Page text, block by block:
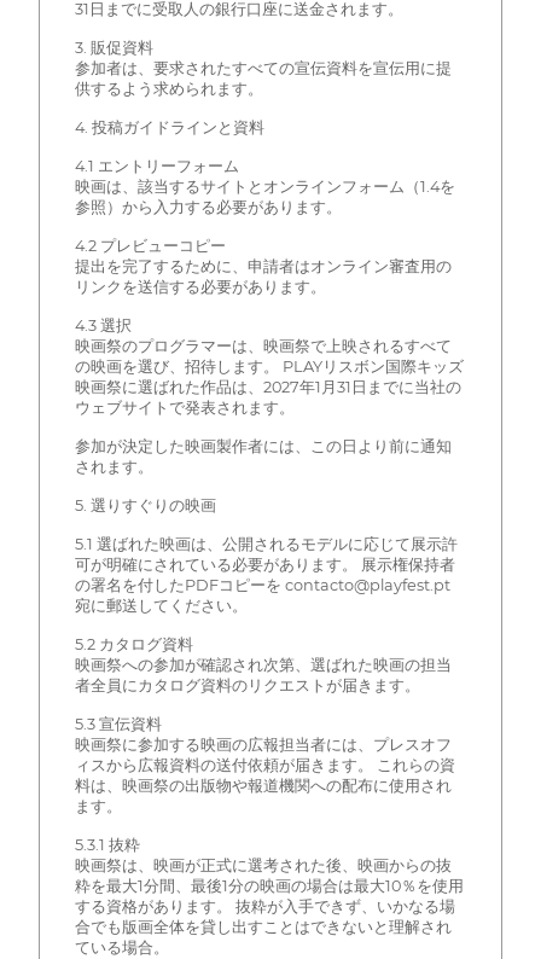
31日までに受取人の銀行口座に送金されます。
3. 販促資料
参加者は、要求されたすべての宣伝資料を宣伝用に提
供するよう求められます。
4. 投稿ガイドラインと資料
4.1 エントリーフォーム
映画は、該当するサイトとオンラインフォーム（1.4を
参照）から入力する必要があります。
4.2 プレビューコピー
提出を完了するために、申請者はオンライン審査用の
リンクを送信する必要があります。
4.3 選択
映画祭のプログラマーは、映画祭で上映されるすべて
の映画を選び、招待します。 PLAYリスボン国際キッズ
映画祭に選ばれた作品は、2027年1月31日までに当社の
ウェブサイトで発表されます。
参加が決定した映画製作者には、この日より前に通知
されます。
5. 選りすぐりの映画
5.1 選ばれた映画は、公開されるモデルに応じて展示許
可が明確にされている必要があります。 展示権保持者
の署名を付したPDFコピーを contacto@playfest.pt
宛に郵送してください。
5.2 カタログ資料
映画祭への参加が確認され次第、選ばれた映画の担当
者全員にカタログ資料のリクエストが届きます。
5.3 宣伝資料
映画祭に参加する映画の広報担当者には、プレスオフ
ィスから広報資料の送付依頼が届きます。 これらの資
料は、映画祭の出版物や報道機関への配布に使用され
ます。
5.3.1 抜粋
映画祭は、映画が正式に選考された後、映画からの抜
粋を最大1分間、最後1分の映画の場合は最大10％を使用
する資格があります。 抜粋が入手できず、いかなる場
合でも版画全体を貸し出すことはできないと理解され
ている場合。